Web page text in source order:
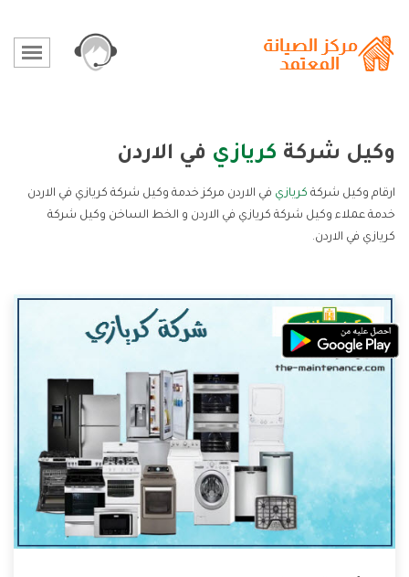
وكيل شركة كريازي في الاردن
ارقام وكيل شركة كريازي في الاردن مركز خدمة وكيل شركة كريازي في الاردن
خدمة عملاء وكيل شركة كريازي في الاردن و الخط الساخن وكيل شركة
كريازي في الاردن.